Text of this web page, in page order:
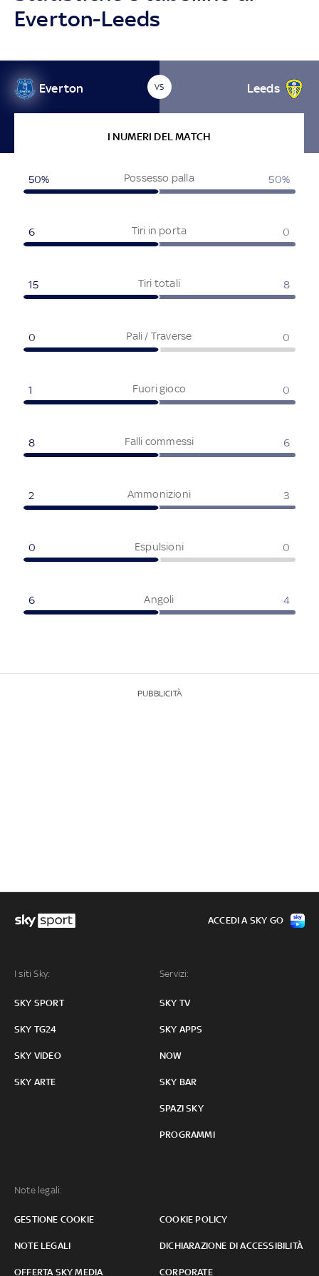
Everton-Leeds
Everton VS Leeds
I NUMERI DEL MATCH
Possesso palla
50% 50%
Tiri in porta
6 0
Tiri totali
15 8
Pali / Traverse
0 0
Fuori gioco
1 0
Falli commessi
8 6
Ammonizioni
2 3
Espulsioni
0 0
Angoli
6 4
PUBBLICITÀ
I siti Sky:
SKY SPORT
SKY TG24
SKY VIDEO
SKY ARTE
Servizi:
SKY TV
SKY APPS
NOW
SKY BAR
SPAZI SKY
PROGRAMMI
Note legali:
GESTIONE COOKIE COOKIE POLICY
NOTE LEGALI DICHIARAZIONE DI ACCESSIBILITÀ
OFFERTA SKY MEDIA CORPORATE
ACCEDI A SKY GO